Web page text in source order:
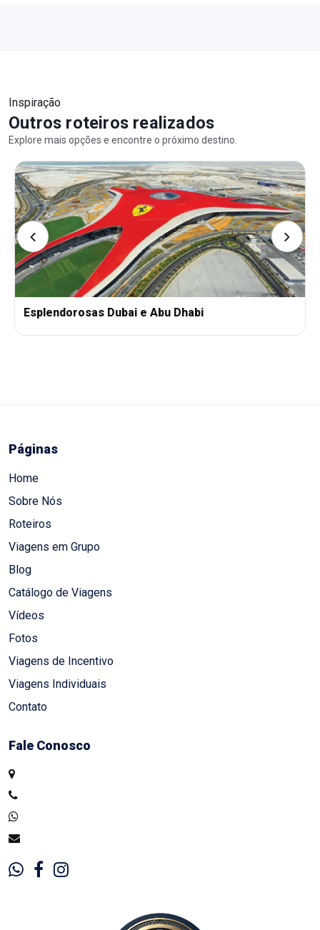
Inspiração
Outros roteiros realizados
Explore mais opções e encontre o próximo destino.
Esplendorosas Dubai e Abu Dhabi
Páginas
Home
Sobre Nós
Roteiros
Viagens em Grupo
Blog
Catálogo de Viagens
Vídeos
Fotos
Viagens de Incentivo
Viagens Individuais
Contato
Fale Conosco